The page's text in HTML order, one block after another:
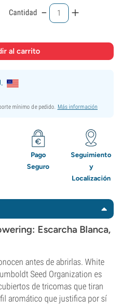
Cantidad - +
mínimo de pedido. Más información
Pago
Seguro
Seguimiento
y
Localización
Escarcha Blanca,
antes de abrirlas. White
Seed Organization es
de tricomas que tiran
aromático que justifica por sí